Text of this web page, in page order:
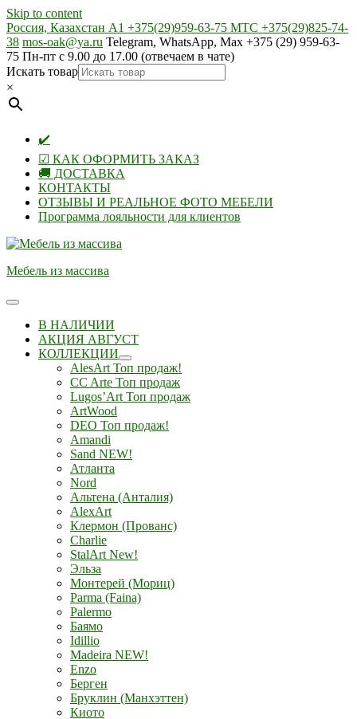
Skip to content
Россия, Казахстан А1 +375(29)959-63-75 МТС +375(29)825-74-
38 mos-oak@ya.ru Telegram, WhatsApp, Max +375 (29) 959-63-
75 Пн-пт с 9.00 до 17.00 (отвечаем в чате)
Искать товар
×
✔️
☑ КАК ОФОРМИТЬ ЗАКАЗ
🚚 ДОСТАВКА
КОНТАКТЫ
ОТЗЫВЫ И РЕАЛЬНОЕ ФОТО МЕБЕЛИ
Программа лояльности для клиентов
Мебель из массива
В НАЛИЧИИ
АКЦИЯ АВГУСТ
КОЛЛЕКЦИИ
AlesArt Топ продаж!
CC Arte Топ продаж
Lugos’Art Топ продаж
ArtWood
DEO Топ продаж!
Amandi
Sand NEW!
Атланта
Nord
Альтена (Анталия)
AlexArt
Клермон (Прованс)
Charlie
StalArt New!
Эльза
Монтерей (Мориц)
Parma (Faina)
Palermo
Баямо
Idillio
Madeira NEW!
Enzo
Берген
Бруклин (Манхэттен)
Киото